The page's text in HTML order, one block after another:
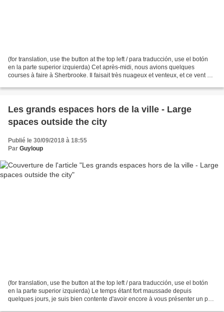
(for translation, use the button at the top left / para traducción, use el botón
en la parte superior izquierda) Cet après-midi, nous avions quelques
courses à faire à Sherbrooke. Il faisait très nuageux et venteux, et ce vent a
Les grands espaces hors de la ville - Large
spaces outside the city
Publié le 30/09/2018 à 18:55
Par Guyloup
(for translation, use the button at the top left / para traducción, use el botón
en la parte superior izquierda) Le temps étant fort maussade depuis
quelques jours, je suis bien contente d'avoir encore à vous présenter un peu